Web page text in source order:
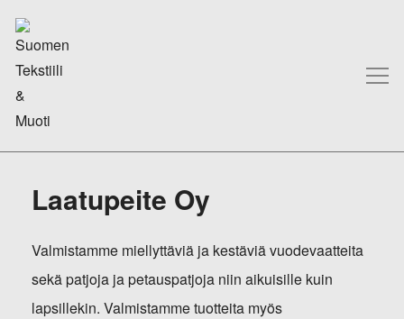
Laatupeite Oy
Valmistamme miellyttäviä ja kestäviä vuodevaatteita
sekä patjoja ja petauspatjoja niin aikuisille kuin
lapsillekin. Valmistamme tuotteita myös